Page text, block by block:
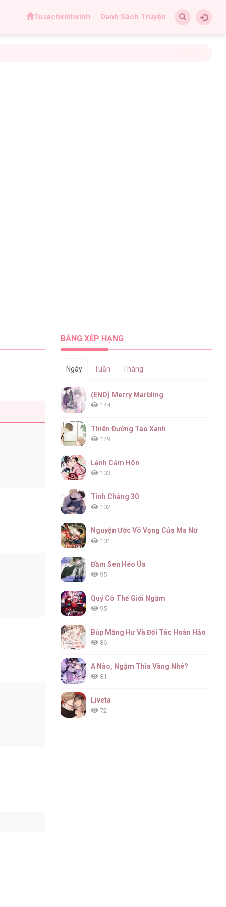
Tusachxinhxinh Danh Sách Truyện
BẢNG XẾP HẠNG
Ngày Tuần Tháng
(END) Merry Marbling
144
Thiên Đường Táo Xanh
129
Lệnh Cấm Hôn
103
Tình Chàng 30
102
Nguyện Ước Vô Vọng Của Ma Nữ
101
Đầm Sen Héo Úa
95
Quý Cô Thế Giới Ngầm
95
Búp Măng Hư Và Đối Tác Hoàn Hảo
86
A Nào, Ngậm Thìa Vàng Nhé?
81
Liveta
72